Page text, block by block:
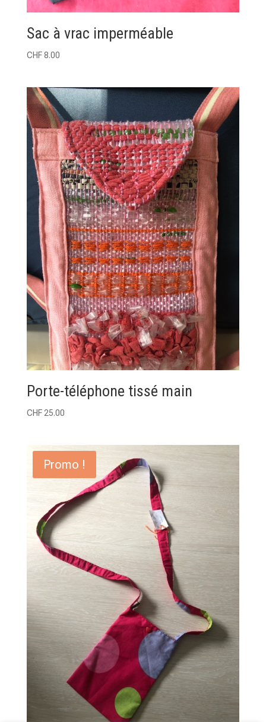
Sac à vrac imperméable
CHF8.00
Porte-téléphone tissé main
CHF25.00
Promo !